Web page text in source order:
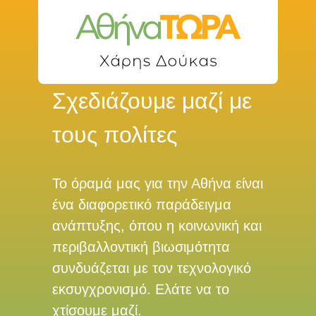
Σχεδιάζουμε μαζί με
τους πολίτες
Το όραμά μας για την Αθήνα είναι
ένα διαφορετικό παράδειγμα
ανάπτυξης, όπου η κοινωνική και
περιβαλλοντική βιωσιμότητα
συνδυάζεται με τον τεχνολογικό
εκσυγχρονισμό. Ελάτε να το
χτίσουμε μαζί.